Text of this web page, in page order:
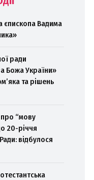
єпископа Вадима
ради
Божа України»
та рішень
про “мову
20-річчя
відбулося